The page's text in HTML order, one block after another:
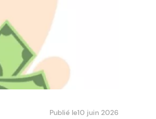
Publié le10 juin 2026